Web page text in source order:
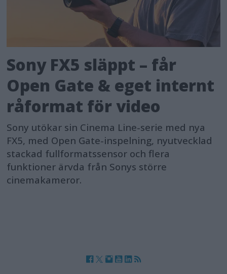
Sony FX5 släppt – får
Open Gate & eget internt
råformat för video
Sony utökar sin Cinema Line-serie med nya
FX5, med Open Gate-inspelning, nyutvecklad
stackad fullformatssensor och flera
funktioner ärvda från Sonys större
cinemakameror.